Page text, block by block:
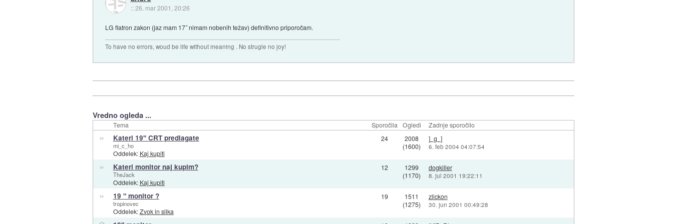
::26. mar 2001, 20:26
LG flatron zakon (jaz mam 17˝ nimam nobenih težav) definitivno priporočam.
To have no errors, woud be life without meaning . No strugle no joy!
Vredno ogleda ...
Tema Sporočila Ogledi Zadnje sporočilo
» Kateri 19'' CRT predlagate
mi_c_ho
Oddelek: Kaj kupiti
24
2008
(1600)
]_g_]
6. feb 2004 04:07:54
» Kateri monitor naj kupim?
TheJack
Oddelek: Kaj kupiti
12
1299
(1170)
dogkiller
8. jul 2001 19:22:11
» 19 " monitor ?
tropinovec
Oddelek:Zvok in slika
19
1511
(1275)
zlickon
30. jun 2001 00:49:28